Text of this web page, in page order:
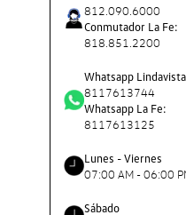
812.090.6000
Conmutador La Fe:
818.851.2200
Whatsapp
8117613744
Whatsapp La Fe:
8117613125
Lunes - Viernes
07:00 AM - 06:00
Sábado